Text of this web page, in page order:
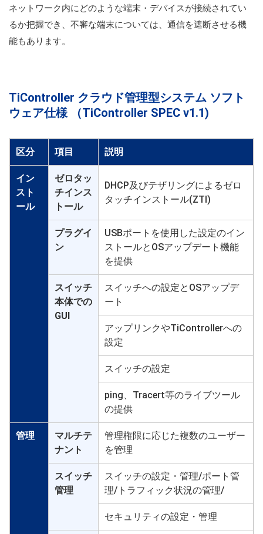
ネットワーク内にどのような端末・デバイスが接続されてい
るか把握でき、不審な端末については、通信を遮断させる機
能もあります。
TiController クラウド管理型システム ソフト
ウェア仕様 （TiController SPEC v1.1)
区分 項目 説明
イン
スト
ール
ゼロタッ
チインス
トール
DHCP及びテザリングによるゼロ
タッチインストール(ZTI)
プラグイ
ン
USBポートを使用した設定のイン
ストールとOSアップデート機能
を提供
スイッチ
本体での
GUI
スイッチへの設定とOSアップデ
ート
アップリンクやTiControllerへの
設定
スイッチの設定
ping、Tracert等のライブツール
の提供
管理
マルチテ
ナント
管理権限に応じた複数のユーザー
を管理
スイッチ
管理
スイッチの設定・管理/ポート管
理/トラフィック状況の管理/
セキュリティの設定・管理